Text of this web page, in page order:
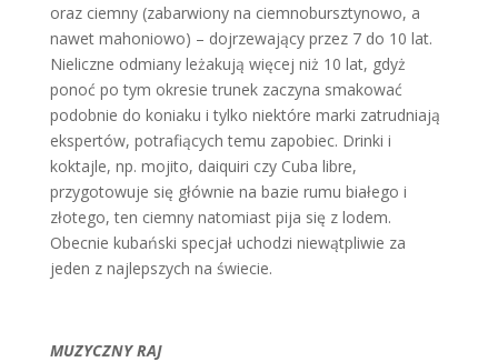
oraz ciemny (zabarwiony na ciemnobursztynowo, a
nawet mahoniowo) – dojrzewający przez 7 do 10 lat.
Nieliczne odmiany leżakują więcej niż 10 lat, gdyż
ponoć po tym okresie trunek zaczyna smakować
podobnie do koniaku i tylko niektóre marki zatrudniają
ekspertów, potrafiących temu zapobiec. Drinki i
koktajle, np. mojito, daiquiri czy Cuba libre,
przygotowuje się głównie na bazie rumu białego i
złotego, ten ciemny natomiast pija się z lodem.
Obecnie kubański specjał uchodzi niewątpliwie za
jeden z najlepszych na świecie.
MUZYCZNY RAJ